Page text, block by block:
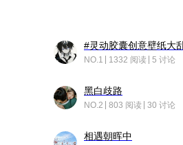
NO.1 1332 阅读 5 讨论
黑白歧路
NO.2 803 阅读 30 讨论
相遇朝晖中